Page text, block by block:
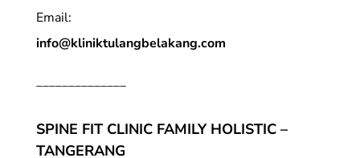
Email:
info@kliniktulangbelakang.com
______________
SPINE FIT CLINIC FAMILY HOLISTIC –
TANGERANG